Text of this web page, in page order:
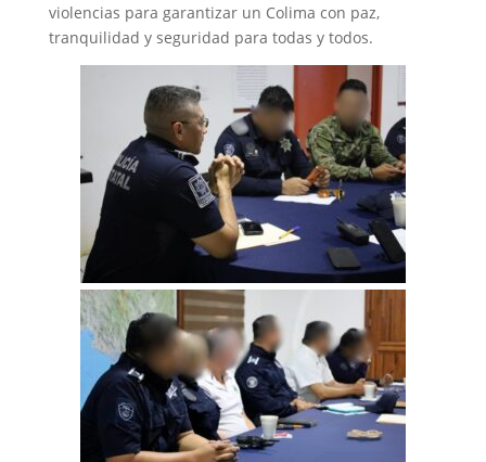
violencias para garantizar un Colima con paz,
tranquilidad y seguridad para todas y todos.